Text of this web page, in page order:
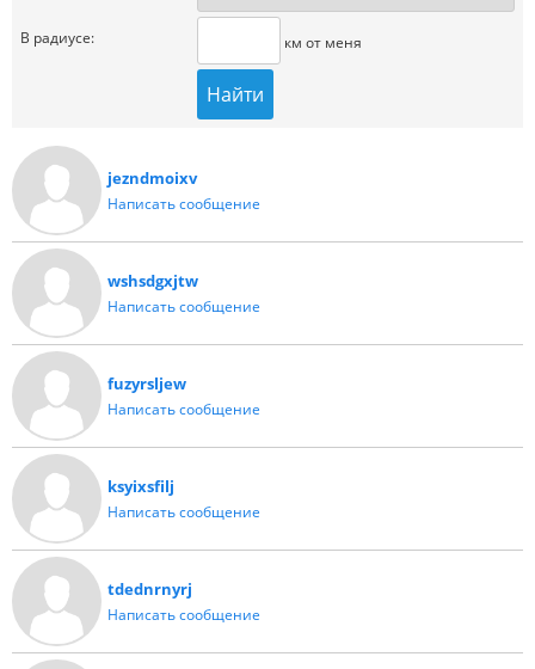
В радиусе: км от меня
jezndmoixv
Написать сообщение
wshsdgxjtw
Написать сообщение
fuzyrsljew
Написать сообщение
ksyixsfilj
Написать сообщение
tdednrnyrj
Написать сообщение